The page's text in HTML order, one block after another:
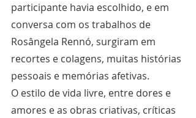
participante havia escolhido, e em
conversa com os trabalhos de
Rosângela Rennó, surgiram em
recortes e colagens, muitas histórias
pessoais e memórias afetivas.
O estilo de vida livre, entre dores e
amores e as obras criativas, críticas